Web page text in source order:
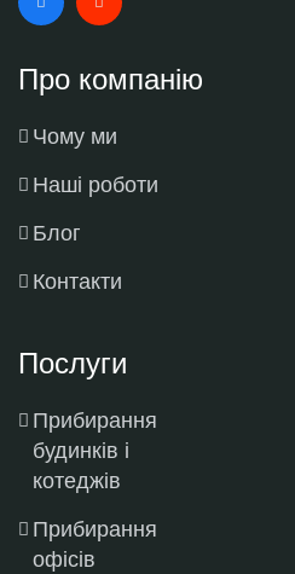
Про компанію
Чому ми
Наші роботи
Блог
Контакти
Послуги
Прибирання
будинків і
котеджів
Прибирання
офісів